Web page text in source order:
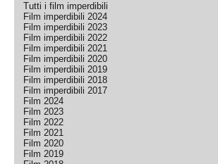
Tutti i film imperdibili
Film imperdibili 2024
Film imperdibili 2023
Film imperdibili 2022
Film imperdibili 2021
Film imperdibili 2020
Film imperdibili 2019
Film imperdibili 2018
Film imperdibili 2017
Film 2024
Film 2023
Film 2022
Film 2021
Film 2020
Film 2019